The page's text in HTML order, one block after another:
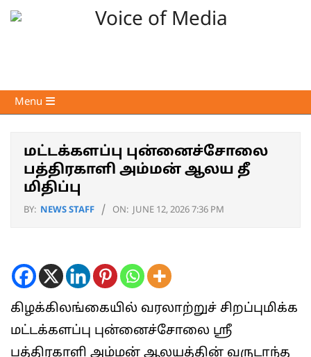
Skip
Voice
of
Primary
Navigation
Menu
மட்டக்களப்பு புன்னைச்சோலை
பத்திரகாளி அம்மன் ஆலய தீ
மிதிப்பு
BY: NEWS STAFF ON: JUNE 12, 2026 7:36 PM
கிழக்கிலங்கையில் வரலாற்றுச் சிறப்புமிக்க
மட்டக்களப்பு புன்னைச்சோலை ஸ்ரீ
பத்திரகாளி அம்மன் ஆலயத்தின் வருடாந்த